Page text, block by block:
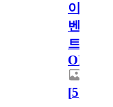
이
벤
트
OPEN!
[5]